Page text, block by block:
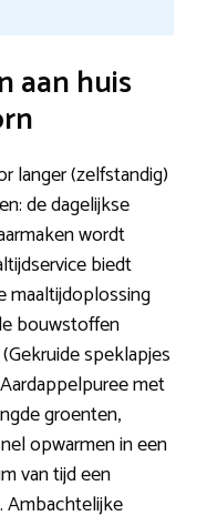
aan huis
langer (zelfstandig)
de dagelijkse
wordt
biedt
maaltijdoplossing
bouwstoffen
speklapjes
met
groenten,
opwarmen in een
van tijd een
Ambachtelijke